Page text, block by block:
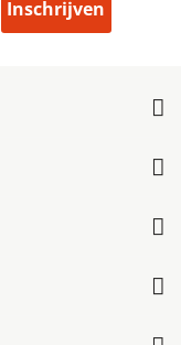
Inschrijven